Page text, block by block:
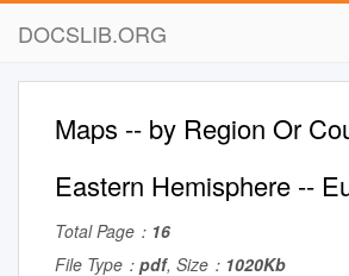
DOCSLIB.ORG
Maps -- by Region Or
Eastern Hemisphere --
Total Page： 16
File Type： pdf, Size： 1020Kb